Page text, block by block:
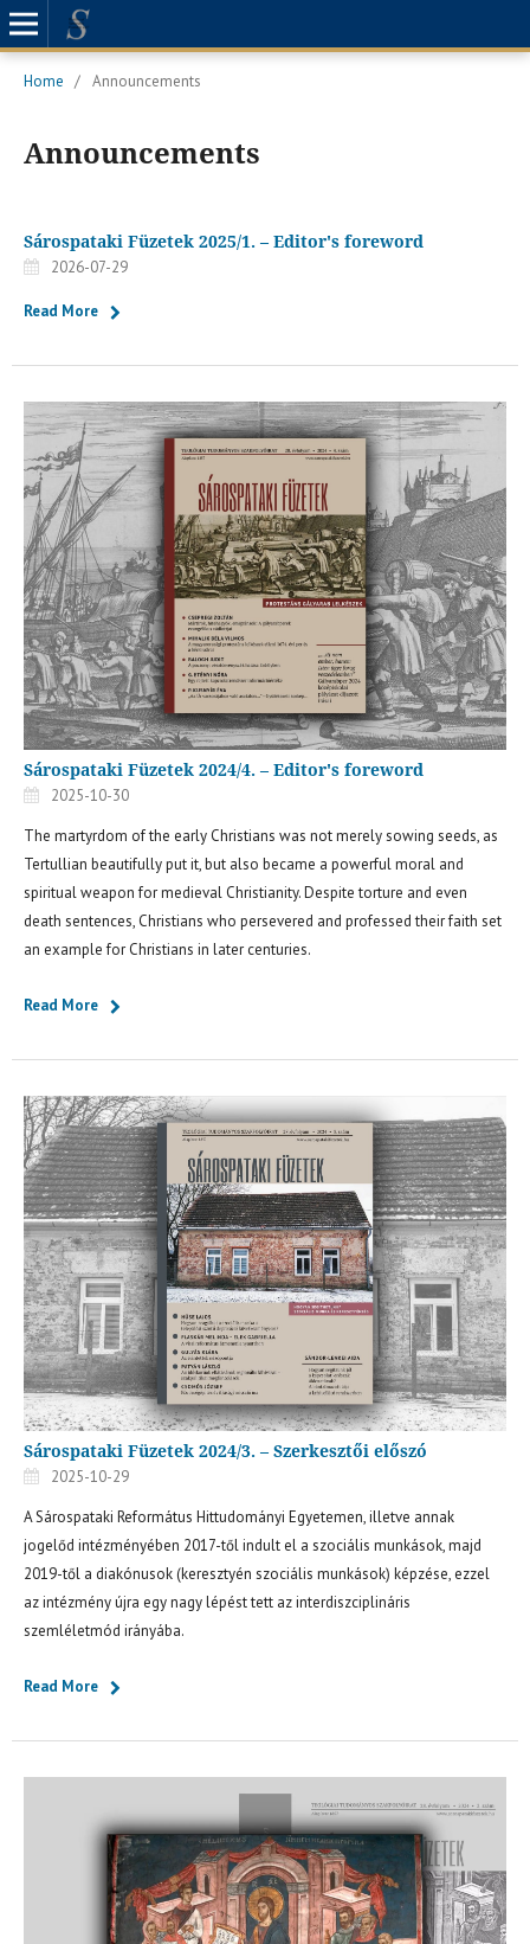
Home / Announcements
Announcements
Sárospataki Füzetek 2025/1. – Editor's foreword
2026-07-29
Read More
Sárospataki Füzetek 2024/4. – Editor's foreword
2025-10-30
The martyrdom of the early Christians was not merely sowing seeds, as
Tertullian beautifully put it, but also became a powerful moral and
spiritual weapon for medieval Christianity. Despite torture and even
death sentences, Christians who persevered and professed their faith set
an example for Christians in later centuries.
Read More
Sárospataki Füzetek 2024/3. – Szerkesztői előszó
2025-10-29
A Sárospataki Református Hittudományi Egyetemen, illetve annak
jogelőd intézményében 2017-től indult el a szociális munkások, majd
2019-től a diakónusok (keresztyén szociális munkások) képzése, ezzel
az intézmény újra egy nagy lépést tett az interdiszciplináris
szemléletmód irányába.
Read More